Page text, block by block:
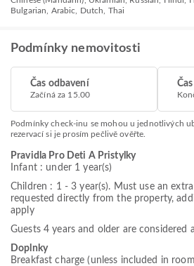
Bulgarian, Arabic, Dutch, Thai
Podmínky nemovitosti
Čas odbavení
Začíná za 15.00
Podmínky check-inu se mohou u jednotlivých
rezervací si je prosím pečlivě ověřte.
Pravidla Pro Deti A Pristylky
Infant : under 1 year(s)
Children : 1 - 3 year(s). Must use an
requested directly from the property,
apply
Guests 4 years and older are considered
Doplnky
Breakfast charge (unless included in